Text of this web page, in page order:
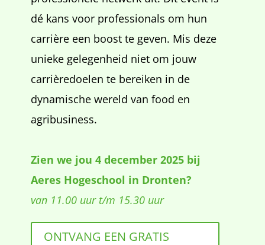
dé kans voor professionals om hun
carrière een boost te geven. Mis deze
unieke gelegenheid niet om jouw
carrièredoelen te bereiken in de
dynamische wereld van food en
agribusiness.
Zien we jou 4 december 2025 bij
Aeres Hogeschool in Dronten?
van 11.00 uur t/m 15.30 uur
ONTVANG EEN GRATIS